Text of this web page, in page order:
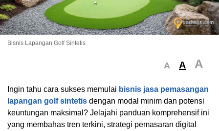
Bisnis Lapangan Golf Sintetis
A A A
Ingin tahu cara sukses memulai bisnis jasa pemasangan
lapangan golf sintetis dengan modal minim dan potensi
keuntungan maksimal? Jelajahi panduan komprehensif ini
yang membahas tren terkini, strategi pemasaran digital